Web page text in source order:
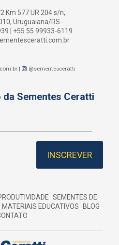
Km 577 UR 204 s/n,
Uruguaiana/RS
+55 55 99933-6119
da Sementes Ceratti
| @sementesceratti
SEMENTES DE
MATERIAIS EDUCATIVOS
BLOG